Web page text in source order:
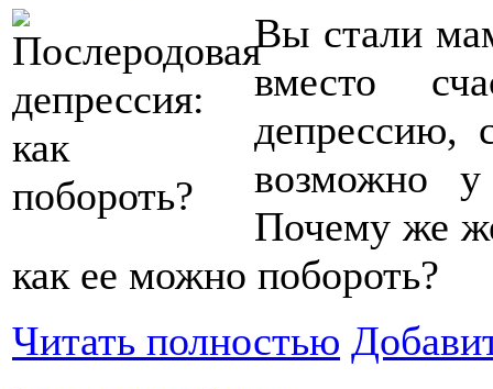
Вы стали
вместо
депрессию,
возможно у
Почему же
как ее можно побороть?
Читать полностью